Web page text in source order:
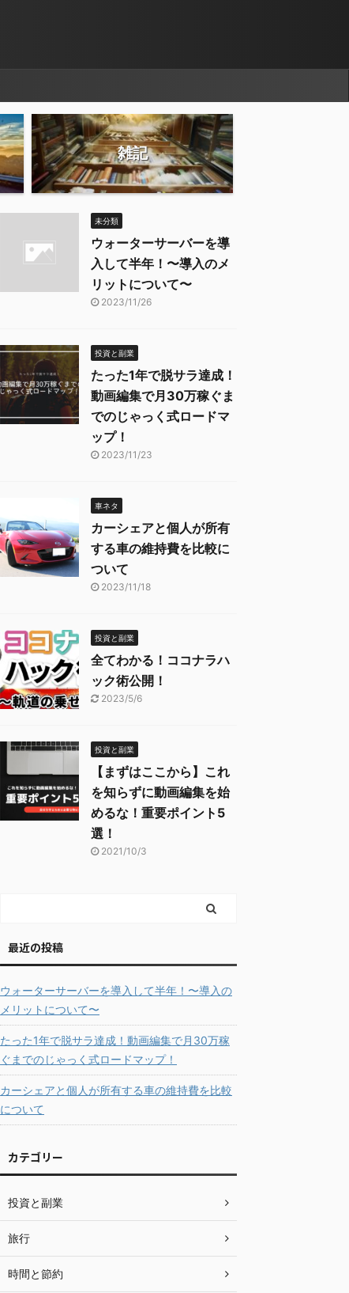
雑記
未分類
ウォーターサーバーを導
入して半年！〜導入のメ
リットについて〜
2023/11/26
投資と副業
たった1年で脱サラ達成！
動画編集で月30万稼ぐま
でのじゃっく式ロードマ
ップ！
2023/11/23
車ネタ
カーシェアと個人が所有
する車の維持費を比較に
ついて
2023/11/18
投資と副業
全てわかる！ココナラハ
ック術公開！
2023/5/6
投資と副業
【まずはここから】これ
を知らずに動画編集を始
めるな！重要ポイント5
選！
2021/10/3
最近の投稿
ウォーターサーバーを導入して半年！〜導入の
メリットについて〜
たった1年で脱サラ達成！動画編集で月30万稼
ぐまでのじゃっく式ロードマップ！
カーシェアと個人が所有する車の維持費を比較
について
カテゴリー
投資と副業
旅行
時間と節約